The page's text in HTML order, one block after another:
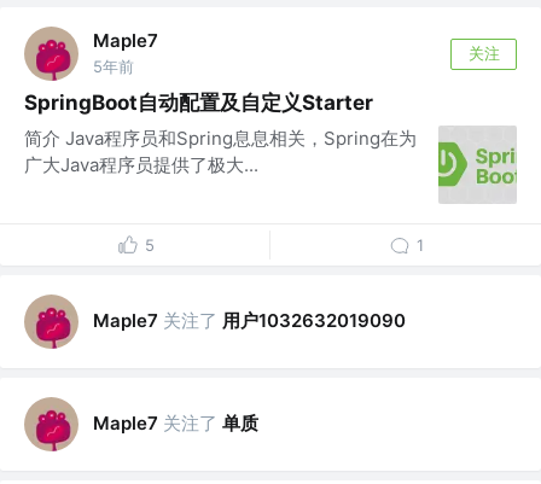
Maple7
5年前
关注
SpringBoot自动配置及自定义Starter
简介 Java程序员和Spring息息相关，Spring在为
广大Java程序员提供了极大...
5 1
Maple7 关注了 用户1032632019090
Maple7 关注了 单质